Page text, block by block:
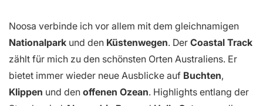
Noosa verbinde ich vor allem mit dem gleichnamigen
Nationalpark und den Küstenwegen. Der Coastal Track
zählt für mich zu den schönsten Orten Australiens. Er
bietet immer wieder neue Ausblicke auf Buchten,
Klippen und den offenen Ozean. Highlights entlang der